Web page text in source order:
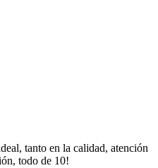
tanto en la calidad, atención
todo de 10!